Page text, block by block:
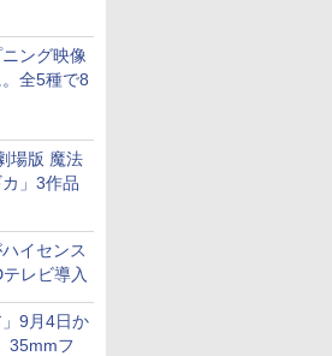
ング映像
全5種で8
場版 魔法
」3作品
イセンス
レビ導入
」9月4日か
35mmフ